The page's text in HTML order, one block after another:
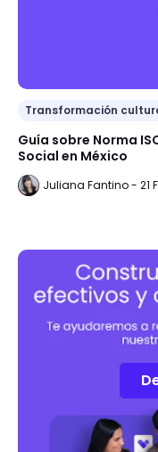
Transformación
Guía sobre Norma
Social en México
Juliana Fantino - 21